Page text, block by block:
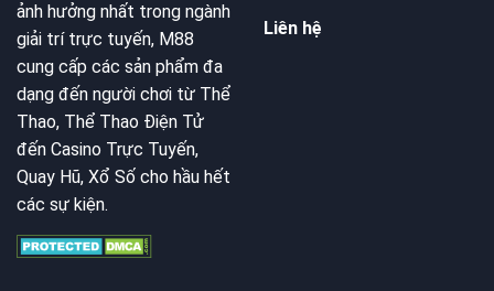
ảnh hưởng nhất trong ngành
giải trí trực tuyến, M88
cung cấp các sản phẩm đa
dạng đến người chơi từ Thể
Thao, Thể Thao Điện Tử
đến Casino Trực Tuyến,
Quay Hũ, Xổ Số cho hầu hết
các sự kiện.
Liên hệ